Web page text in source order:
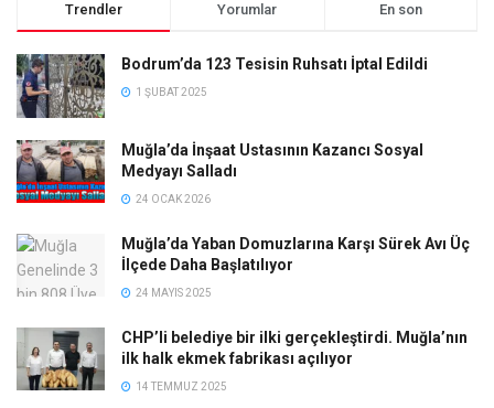
Trendler Yorumlar En son
Bodrum’da 123 Tesisin Ruhsatı İptal Edildi
1 ŞUBAT 2025
Muğla’da İnşaat Ustasının Kazancı Sosyal
Medyayı Salladı
24 OCAK 2026
Muğla’da Yaban Domuzlarına Karşı Sürek Avı Üç
İlçede Daha Başlatılıyor
24 MAYIS 2025
CHP’li belediye bir ilki gerçekleştirdi. Muğla’nın
ilk halk ekmek fabrikası açılıyor
14 TEMMUZ 2025